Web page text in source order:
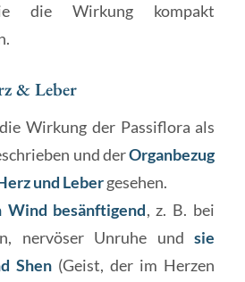
die Wirkung kompakt
& Leber
Wirkung der Passiflora als
und derOrganbezug
und Lebergesehen.
Wind besänftigend, z. B. bei
nervöser Unruhe und sie
Shen(Geist, der im Herzen